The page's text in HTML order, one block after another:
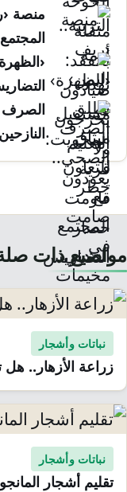
منصة
النازحين
مواضيع ذات
نباتات وأشجار
زراعة الأزهار.. هل
نباتات وأشجار
تقليم أشجار